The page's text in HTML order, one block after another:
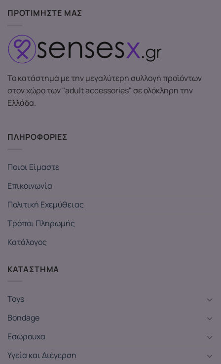
ΠΡΟΤΙΜΗΣΤΕ ΜΑΣ
Το κατάστημά με την μεγαλύτερη συλλογή προϊόντων
στον χώρο των "adult accessories" σε ολόκληρη την
Ελλάδα.
ΠΛΗΡΟΦΟΡΙΕΣ
Ποιοι Είμαστε
Επικοινωνία
Πολιτική Εχεμύθειας
Τρόποι Πληρωμής
Κατάλογος
ΚΑΤΑΣΤΗΜΑ
Toys
Bondage
Εσώρουχα
Υγεία και Διέγερση